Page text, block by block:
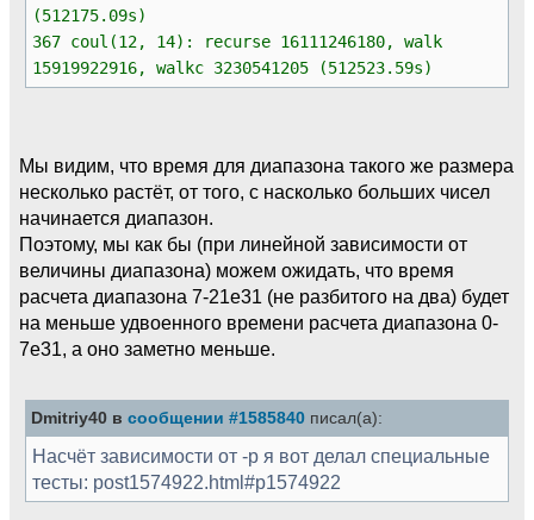
(512175.09s)
367 coul(12, 14): recurse 16111246180, walk
15919922916, walkc 3230541205 (512523.59s)
Мы видим, что время для диапазона такого же размера
несколько растёт, от того, с насколько больших чисел
начинается диапазон.
Поэтому, мы как бы (при линейной зависимости от
величины диапазона) можем ожидать, что время
расчета диапазона 7-21e31 (не разбитого на два) будет
на меньше удвоенного времени расчета диапазона 0-
7e31, а оно заметно меньше.
Dmitriy40 в сообщении #1585840 писал(а):
Насчёт зависимости от -p я вот делал специальные
тесты: post1574922.html#p1574922